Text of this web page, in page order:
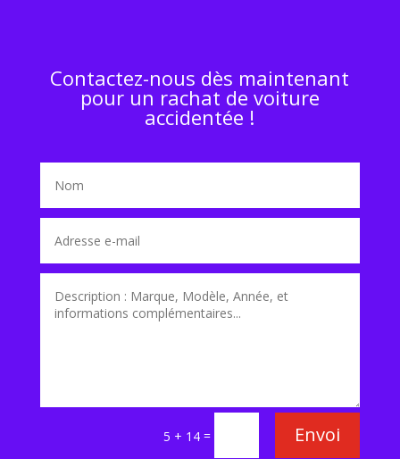
Contactez-nous dès maintenant
pour un rachat de voiture
accidentée !
5 + 14 = Envoi